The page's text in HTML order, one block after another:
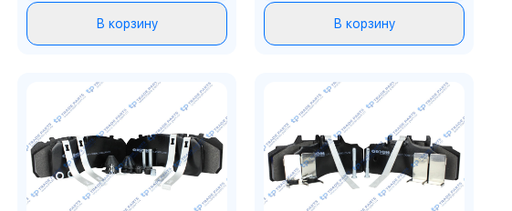
В корзину В корзину